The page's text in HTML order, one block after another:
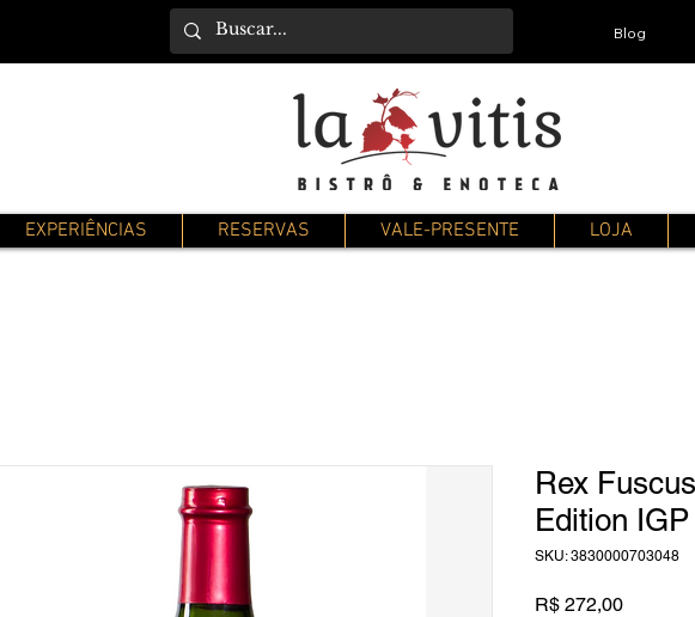
Blog
EXPERIÊNCIAS RESERVAS VALE-PRESENTE LOJA
Rex
Edition
SKU: 3830000703048
R$ 272,00Preço